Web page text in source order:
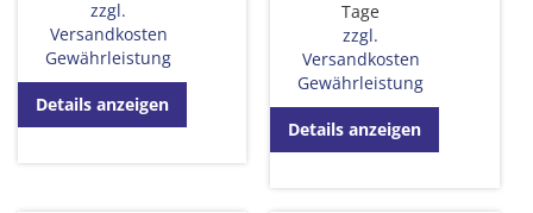
zzgl.
Versandkosten
Gewährleistung
Details anzeigen
Tage
zzgl.
Versandkosten
Gewährleistung
Details anzeigen